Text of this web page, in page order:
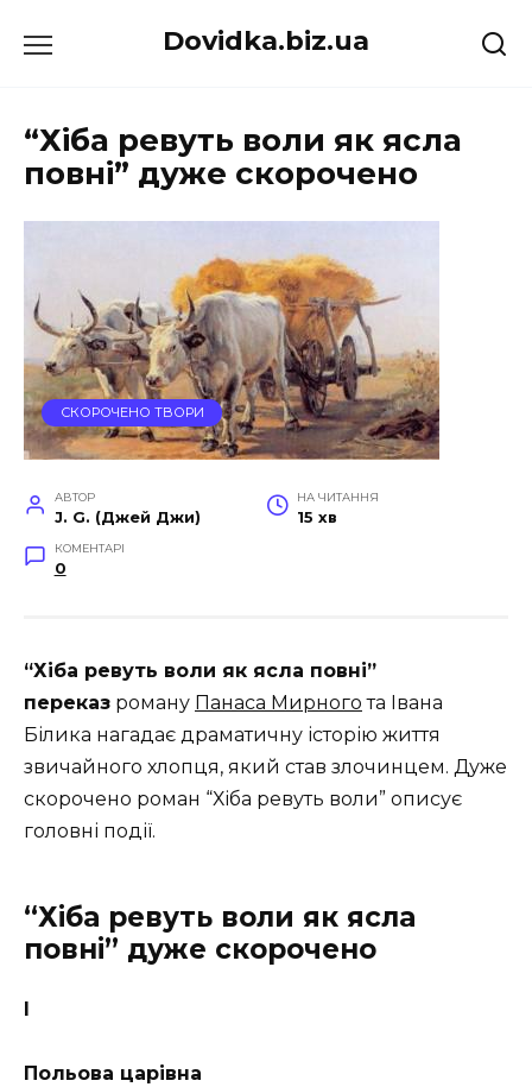
до
Dovidka.biz.ua
“Хіба ревуть воли як ясла
повні” дуже скорочено
СКОРОЧЕНО ТВОРИ
АВТОР
J. G. (Джей Джи)
НА ЧИТАННЯ
15 хв
КОМЕНТАРІ
0
“Хіба ревуть воли як ясла повні”
переказ роману Панаса Мирного та Івана
Білика нагадає драматичну історію життя
звичайного хлопця, який став злочинцем. Дуже
скорочено роман “Хіба ревуть воли” описує
головні події.
“Хіба ревуть воли як ясла
повні” дуже скорочено
І
Польова царівна